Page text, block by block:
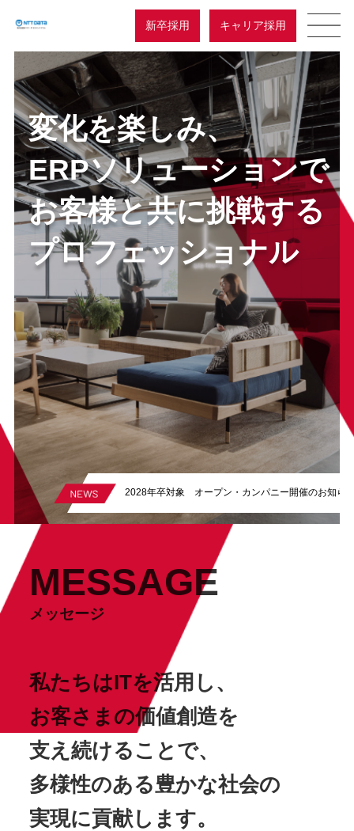
新卒採用 キャリア採用
変化を楽しみ、
ERPソリューションで
お客様と共に挑戦する
プロフェッショナル
2028年卒対象 オープン・カンパニー開催のお知ら
MESSAGE
メッセージ
私たちはITを活用し、
お客さまの価値創造を
支え続けることで、
多様性のある豊かな社会の
実現に貢献します。